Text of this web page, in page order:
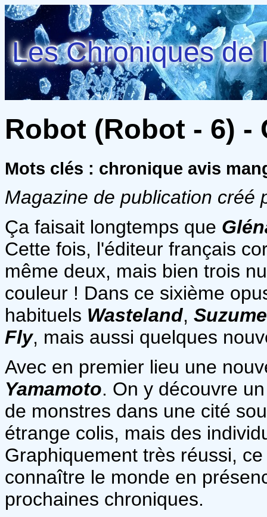
Les Chroniques de
Robot (Robot - 6) -
Mots clés : chronique avis
Magazine de publication créé
Ça faisait longtemps que
Cette fois, l'éditeur français
même deux, mais bien trois
couleur ! Dans ce sixième
habituels Wasteland,
Fly, mais aussi quelques
Avec en premier lieu une
Yamamoto. On y découvre
de monstres dans une cité
étrange colis, mais des
Graphiquement très réussi,
connaître le monde en
prochaines chroniques.